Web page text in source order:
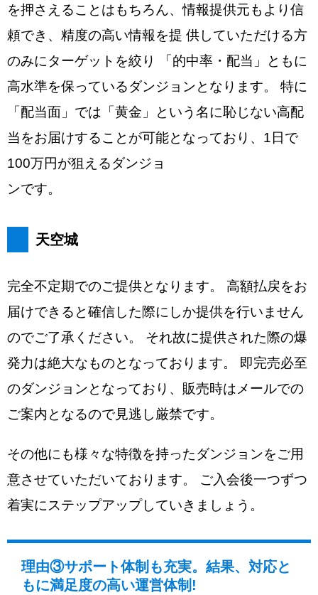
を押さえることはもちろん、情報提供元もより信
頼でき、精度の高い情報を提 供していただける方
のみにターゲットを絞り 「的中率・配当」ともに
高水準を保っているダンジョンとなります。 特に
「配当面」では「黄金」という名に恥じない高配
当をお届けすることが可能となっており、1日で
100万円が狙えるダンジョ
ンです。
天空城
完全不定期でのご提供となります。 高額払戻をお
届けできると確信した際にしか提供を行いません
のでご了承ください。 それ故に提供された際の爆
発力は絶大なものとなっております。 即完売必至
のダンジョンとなっており、販売時はメールでの
ご案内となるので見逃し厳禁です。
その他にも様々な特徴を持ったダンジョンをご用
意させていただいております。 ご入会後一つずつ
着実にステップアップしていきましょう。
理由③サポート体制も充実。結果、対応と
もに満足度の高い運営体制!